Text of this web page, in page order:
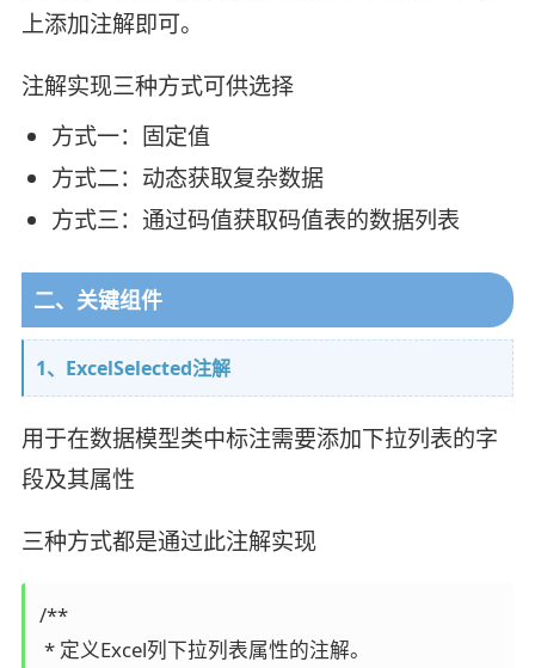
上添加注解即可。
注解实现三种方式可供选择
方式一：固定值
方式二：动态获取复杂数据
方式三：通过码值获取码值表的数据列表
二、关键组件
1、ExcelSelected注解
用于在数据模型类中标注需要添加下拉列表的字
段及其属性
三种方式都是通过此注解实现
/**
* 定义Excel列下拉列表属性的注解。